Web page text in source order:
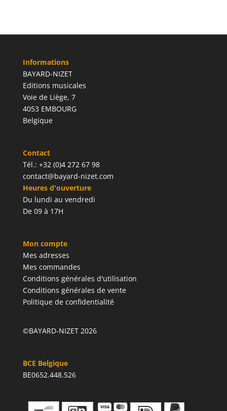
Informations
BAYARD-NIZET
Editions musicales
Voie de Liège, 7
4053 EMBOURG
Belgique
Contact
Tél.: +32 (0)4 272 67 98
contact@bayard-nizet.com
Heures d'ouverture
Du lundi au vendredi
De 09 à 17H
Mon compte
Mes adresses
Mes commandes
Conditions générales d'utilisation
Conditions générales de vente
Politique de confidentialité
©BAYARD-NIZET 2026
BCE Belgique
BE0652.448.526